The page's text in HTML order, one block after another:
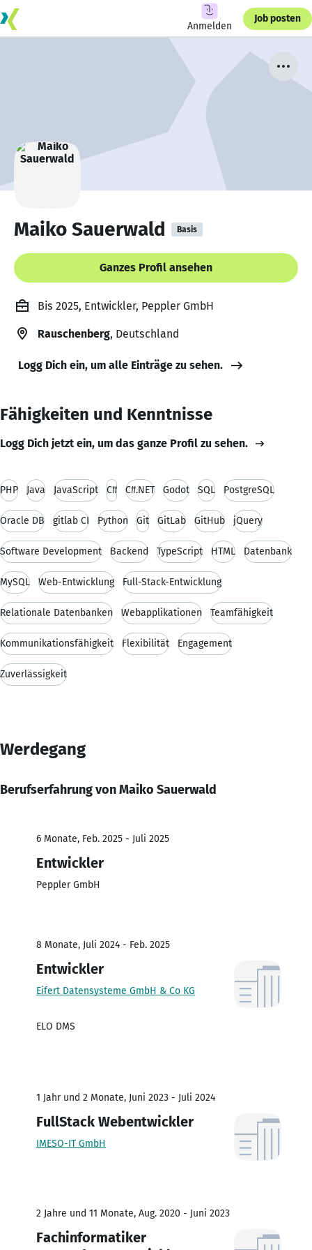
Anmelden
Job posten
Maiko Sauerwald Basis
Ganzes Profil ansehen
Bis 2025, Entwickler, Peppler GmbH
Rauschenberg, Deutschland
Logg Dich ein, um alle Einträge zu sehen.
Fähigkeiten und Kenntnisse
Logg Dich jetzt ein, um das ganze Profil zu sehen.
PHP Java JavaScript C# C#.NET Godot SQL PostgreSQL
Oracle DB gitlab CI Python Git GitLab GitHub jQuery
Software Development Backend TypeScript HTML Datenbank
MySQL Web-Entwicklung Full-Stack-Entwicklung
Relationale Datenbanken Webapplikationen Teamfähigkeit
Kommunikationsfähigkeit Flexibilität Engagement
Zuverlässigkeit
Werdegang
Berufserfahrung von Maiko Sauerwald
6 Monate, Feb. 2025 - Juli 2025
Entwickler
Peppler GmbH
8 Monate, Juli 2024 - Feb. 2025
Entwickler
Eifert Datensysteme GmbH & Co KG
ELO DMS
1 Jahr und 2 Monate, Juni 2023 - Juli 2024
FullStack Webentwickler
IMESO-IT GmbH
2 Jahre und 11 Monate, Aug. 2020 - Juni 2023
Fachinformatiker